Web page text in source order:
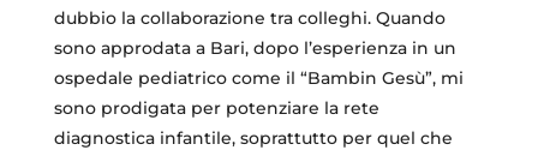
dubbio la collaborazione tra colleghi. Quando
sono approdata a Bari, dopo l’esperienza in un
ospedale pediatrico come il “Bambin Gesù”, mi
sono prodigata per potenziare la rete
diagnostica infantile, soprattutto per quel che